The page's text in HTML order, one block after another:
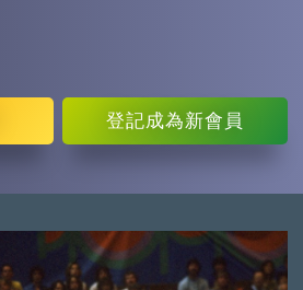
登記成為新會員